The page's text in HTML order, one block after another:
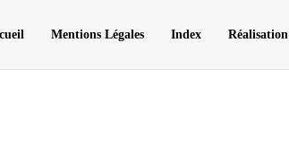
Mentions Légales Index Réalisation